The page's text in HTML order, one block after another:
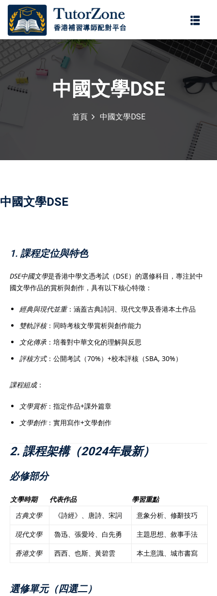
中國文學DSE
首頁 中國文學DSE
中國文學DSE
1. 課程定位與特色
DSE中國文學是香港中學文憑考試（DSE）的選修科目，專注於中
國文學作品的賞析與創作，具有以下核心特徵：
經典與現代並重：涵蓋古典詩詞、現代文學及香港本土作品
雙軌評核：同時考核文學賞析與創作能力
文化傳承：培養對中華文化的理解與反思
評核方式：公開考試（70%）+校本評核（SBA, 30%）
課程組成：
文學賞析：指定作品+課外篇章
文學創作：實用寫作+文學創作
2. 課程架構（2024年最新）
必修部分
文學時期 代表作品
學習重點
古典文學
《詩經》、唐詩、宋詞 意象分析、修辭技巧
現代文學 魯迅、張愛玲、白先勇 主題思想、敘事手法
香港文學 西西、也斯、黃碧雲 本土意識、城市書寫
選修單元（四選二）
登錄